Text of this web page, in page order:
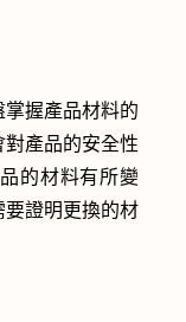
握產品材料的
產品的安全性
的材料有所變
要證明更換的材